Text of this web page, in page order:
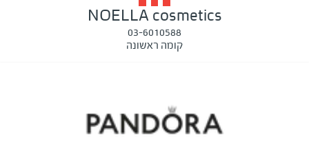
NOELLA cosmetics
03-6010588
קומה ראשונה